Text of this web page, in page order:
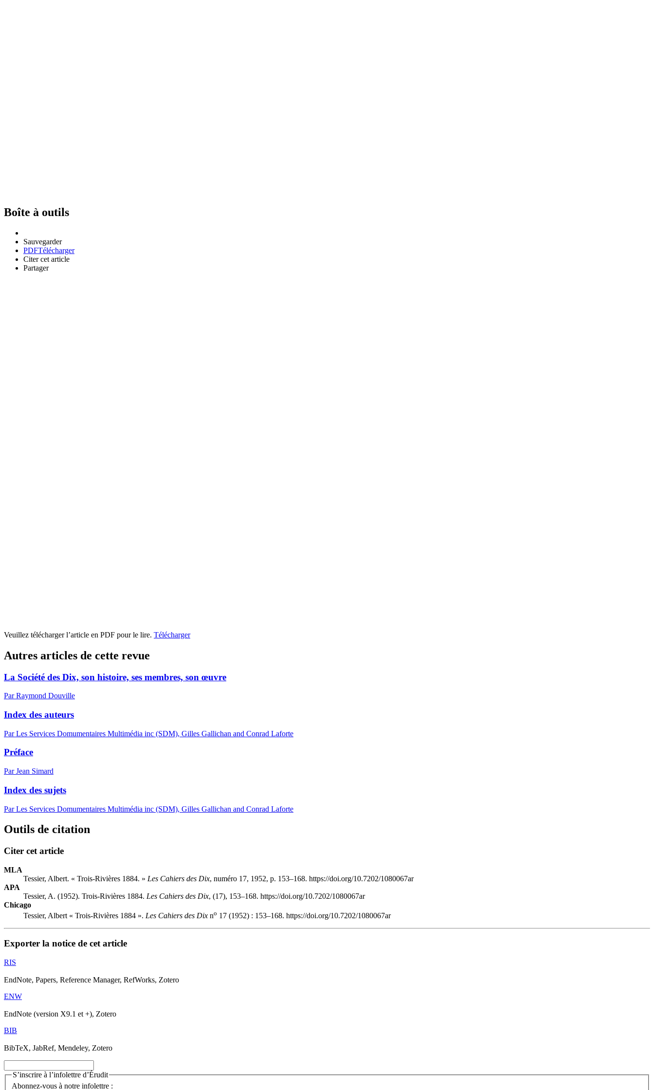
Boîte à outils
Sauvegarder
PDFTélécharger
Citer cet article
Partager
Veuillez télécharger l’article en PDF pour le lire. Télécharger
Autres articles de cette revue
La Société des Dix, son histoire, ses membres, son œuvre
Par Raymond Douville
Index des auteurs
Par Les Services Domumentaires Multimédia inc (SDM), Gilles Gallichan and Conrad Laforte
Préface
Par Jean Simard
Index des sujets
Par Les Services Domumentaires Multimédia inc (SDM), Gilles Gallichan and Conrad Laforte
Outils de citation
Citer cet article
MLA
Tessier, Albert. « Trois-Rivières 1884. » Les Cahiers des Dix, numéro 17, 1952, p. 153–168. https://doi.org/10.7202/1080067ar
APA
Tessier, A. (1952). Trois-Rivières 1884. Les Cahiers des Dix, (17), 153–168. https://doi.org/10.7202/1080067ar
Chicago
Tessier, Albert « Trois-Rivières 1884 ». Les Cahiers des Dix no 17 (1952) : 153–168. https://doi.org/10.7202/1080067ar
Exporter la notice de cet article
RIS
EndNote, Papers, Reference Manager, RefWorks, Zotero
ENW
EndNote (version X9.1 et +), Zotero
BIB
BibTeX, JabRef, Mendeley, Zotero
S’inscrire à l’infolettre d’Érudit
Abonnez-vous à notre infolettre :